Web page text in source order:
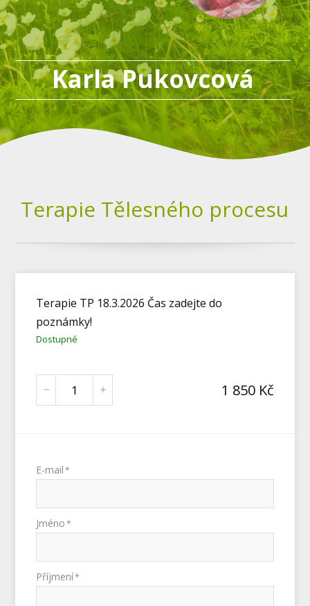
Karla Pukovcová
Terapie Tělesného procesu
Terapie TP 18.3.2026 Čas zadejte do
poznámky!
Dostupné
1 850Kč
E-mail *
Jméno *
Příjmení*